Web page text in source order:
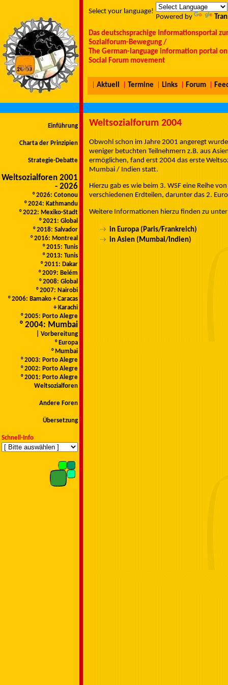
Select your language!
Powered by
Das deutschsprachige Informationsportal
Sozialforum-Bewegung /
The German-language information portal
Social Forum movement
Aktuell Termine Links Forum
Einführung
Charta der Prinzipien
Strategie-Debatte
Weltsozialforen 2001
- 2026
° 2026: Cotonou
° 2024: Kathmandu
° 2022: Mexiko-Stadt
° 2021: Global
° 2018: Salvador
° 2016: Montreal
° 2015: Tunis
° 2013: Tunis
° 2011: Dakar
° 2009: Belém
° 2008: Global
° 2007: Nairobi
° 2006: Bamako + Caracas
+ Karachi
° 2005: Porto Alegre
° 2004: Mumbai
| Vorbereitung
° Europa
° Mumbai
° 2003: Porto Alegre
° 2002: Porto Alegre
° 2001: Porto Alegre
Weltsozialforen
Andere Foren
Übersetzung
Schnell-Info
Weltsozialforum 2004
Obwohl schon im Jahre 2001 angeregt
weniger betuchten Teilnehmern z.B. aus
ermöglichen, fand erst 2004 das erste
Mumbai / Indien statt.
Hierzu gab es wie beim 3. WSF eine Reihe
verschiedenen Erdteilen, darunter das 2.
Weitere Informationen hierzu finden zu
in Europa (Paris/Frankreich)
in Asien (Mumbai/Indien)